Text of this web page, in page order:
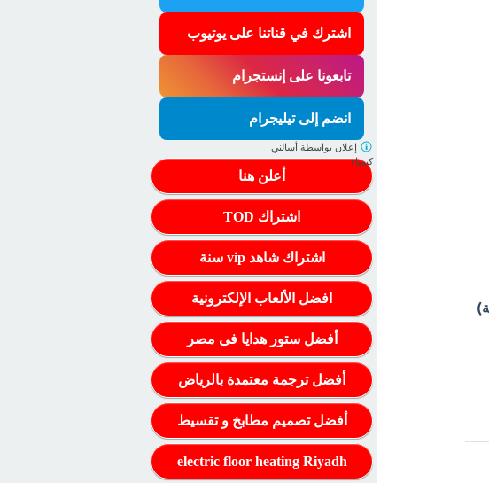
اشترك في قناتنا على يوتيوب
تابعونا على إنستجرام
انضم إلى تيليجرام
أعلن هنا
اشتراك TOD
اشتراك شاهد vip سنة
افضل الألعاب الإلكترونية
أفضل ستور هدايا فى مصر
أفضل ترجمة معتمدة بالرياض
أفضل تصميم مطابخ و تقسيط
electric floor heating Riyadh
إعلان بواسطة أسالني
كيمياء